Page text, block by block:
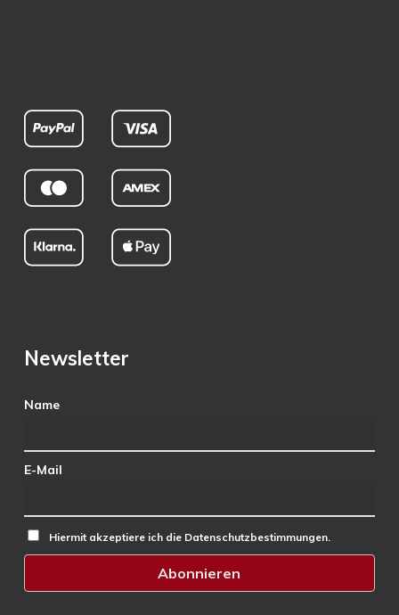
Newsletter
Name
E-Mail
Hiermit akzeptiere ich die Datenschutzbestimmungen.